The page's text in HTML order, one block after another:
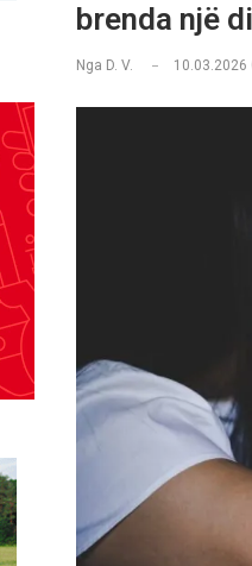
brenda një
Nga D. V. 10.03.2026